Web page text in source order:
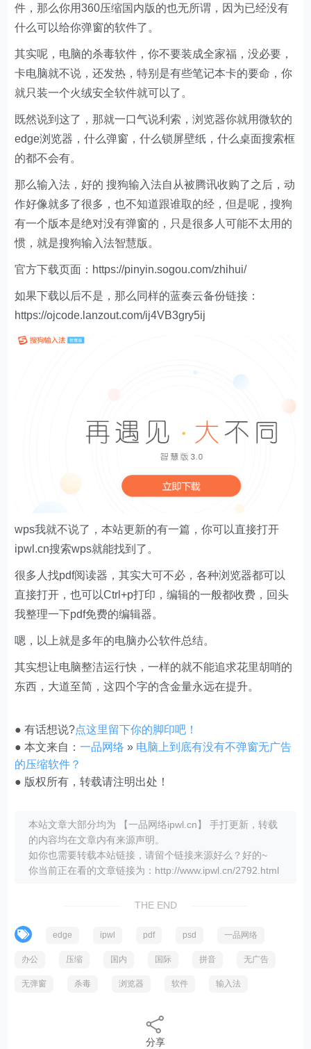
件，那么你用360压缩国内版的也无所谓，因为已经没有
什么可以给你弹窗的软件了。
其实呢，电脑的杀毒软件，你不要装成全家福，没必要，
卡电脑就不说，还发热，特别是有些笔记本卡的要命，你
就只装一个火绒安全软件就可以了。
既然说到这了，那就一口气说利索，浏览器你就用微软的
edge浏览器，什么弹窗，什么锁屏壁纸，什么桌面搜索框
的都不会有。
那么输入法，好的 搜狗输入法自从被腾讯收购了之后，动
作好像就多了很多，也不知道跟谁取的经，但是呢，搜狗
有一个版本是绝对没有弹窗的，只是很多人可能不太用的
惯，就是搜狗输入法智慧版。
官方下载页面：https://pinyin.sogou.com/zhihui/
如果下载以后不是，那么同样的蓝奏云备份链接：
https://ojcode.lanzout.com/ij4VB3gry5ij
wps我就不说了，本站更新的有一篇，你可以直接打开
ipwl.cn搜索wps就能找到了。
很多人找pdf阅读器，其实大可不必，各种浏览器都可以
直接打开，也可以Ctrl+p打印，编辑的一般都收费，回头
我整理一下pdf免费的编辑器。
嗯，以上就是多年的电脑办公软件总结。
其实想让电脑整洁运行快，一样的就不能追求花里胡哨的
东西，大道至简，这四个字的含金量永远在提升。
● 有话想说?点这里留下你的脚印吧！
● 本文来自：一品网络 » 电脑上到底有没有不弹窗无广告
的压缩软件？
● 版权所有，转载请注明出处！
本站文章大部分均为 【一品网络ipwl.cn】 手打更新，转载
的内容均在文章内有来源声明。
如你也需要转载本站链接，请留个链接来源好么？好的~
你当前正在看的文章链接为：http://www.ipwl.cn/2792.html
THE END
edge ipwl pdf psd 一品网络
办公 压缩 国内 国际 拼音 无广告
无弹窗 杀毒 浏览器 软件 输入法
分享